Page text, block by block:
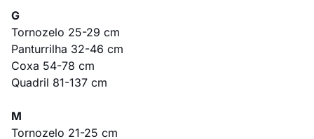
G
Tornozelo 25-29 cm
Panturrilha 32-46 cm
Coxa 54-78 cm
Quadril 81-137 cm
M
Tornozelo 21-25 cm